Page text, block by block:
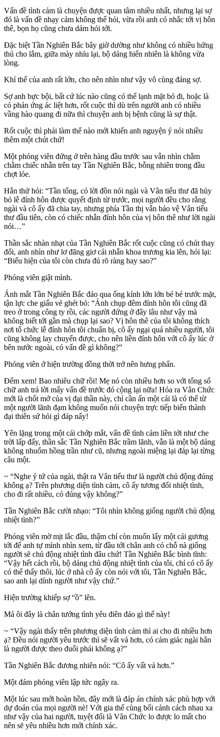
Vấn đề tình cảm là chuyện được quan tâm nhiều nhất, nhưng lại sợ
đó là vấn đề nhạy cảm không thể hỏi, vừa rồi anh có nhắc tới vị hôn
thê, bọn họ cũng chưa dám hỏi tới.
Đặc biệt Tần Nghiên Bắc bây giờ dường như không có nhiều hứng
thú cho lắm, giữa mày nhíu lại, bộ dáng hiển nhiên là không vừa
lòng.
Khí thế của anh rất lớn, cho nên nhìn như vậy vô cùng đáng sợ.
Sợ anh bực bội, bất cứ lúc nào cũng có thể lạnh mặt bỏ đi, hoặc là
có phản ứng ác liệt hơn, rốt cuộc thì dù trên người anh có nhiều
vầng hào quang đi nữa thì chuyện anh bị bệnh cũng là sự thật.
Rốt cuộc thì phải làm thế nào mới khiến anh nguyện ý nói nhiều
thêm một chút chứ!
Một phóng viên đứng ở trên hàng đầu trước sau vẫn nhìn chằm
chằm chiếc nhẫn trên tay Tần Nghiên Bắc, bỗng nhiên trong đầu
chợt lóe.
Hắn thử hỏi: “Tần tổng, có lời đồn nói ngài và Vân tiểu thư đã hủy
bỏ lễ đính hôn được quyết định từ trước, mọi người đều cho rằng
ngài và cô ấy đã chia tay, nhưng phía Tần thị vẫn bảo vệ Vân tiểu
thư đầu tiên, còn có chiếc nhẫn đính hôn của vị hôn thê như lời ngài
nói…”
Thần sắc nhàn nhạt của Tần Nghiên Bắc rốt cuộc cũng có chút thay
đổi, anh nhìn như lơ đãng giơ cái nhẫn khoa trương kia lên, hỏi lại:
“Biểu hiện của tôi còn chưa đủ rõ ràng hay sao?”
Phóng viên giật mình.
Ánh mắt Tần Nghiên Bắc đảo qua ống kính lớn lớn bé bé trước mặt,
tận lực che giấu vẻ ghét bỏ: “Ảnh chụp đêm đính hôn tôi cũng đã
treo ở trong công ty rồi, các người đứng ở đây lâu như vậy mà
không biết tới gần mà chụp lại sao? Vị hôn thê của tôi không thích
nơi tổ chức lễ đính hôn tôi chuẩn bị, cô ấy ngại quá nhiều người, tôi
cũng không lay chuyển được, cho nên liền đính hôn với cô ấy lúc ở
bên nước ngoài, có vấn đề gì không?”
Phóng viên ở hiện trường đồng thời trở nên hưng phấn.
Đếm xem! Bao nhiêu chữ rồi! Mẹ nó còn nhiều hơn so với tổng số
chữ anh trả lời mấy vấn đề trước đó cộng lại nữa! Hóa ra Vân Chức
mới là chốt mở của vị đại thần này, chỉ cần ấn một cái là có thể từ
một người lãnh đạm không muốn nói chuyện trực tiếp biến thành
đại thiên sứ hỏi gì đáp nấy!
Yên lặng trong một cái chớp mắt, vấn đề tình cảm liền tới như che
trời lấp đấy, thần sắc Tần Nghiên Bắc trầm lãnh, vẫn là một bộ dáng
không nhuốm hồng trần như cũ, nhưng ngoài miệng lại đáp lại từng
câu một.
~ “Nghe ý tứ của ngài, thật ra Vân tiểu thư là người chủ động đúng
không ạ? Trên phương diện tình cảm, cô ấy tương đối nhiệt tình,
cho đi rất nhiều, có đúng vậy không?”
Tần Nghiên Bắc cười nhạo: “Tôi nhìn không giống người chủ động
nhiệt tình?”
Phóng viên mờ mịt lắc đầu, thậm chí còn muốn lấy một cái gương
tới để anh tự mình nhìn xem, từ đầu tới chân anh có chỗ nà giống
người sẽ chủ động nhiệt tình đâu chứ! Tần Nghiên Bắc bình tĩnh:
“Vậy hết cách rồi, bộ dáng chủ động nhiệt tình của tôi, chỉ có cô ấy
có thể thấy thôi, lúc ở nhà cô ấy còn nói với tôi, Tần Nghiên Bắc,
sao anh lại dính người như vậy chứ.”
Hiện trường khiếp sợ “ồ” lên.
Má ôi đây là chân tướng tình yêu điên đảo gì thế này!
~ “Vậy ngài thấy trên phương diện tình cảm thì ai cho đi nhiều hơn
ạ? Đều nói người yêu trước thì sẽ vất vả hơn, có cảm giác ngài hẳn
là người được theo đuổi phải không ạ?”
Tần Nghiên Bắc đương nhiên nói: “Cô ấy vất vả hơn.”
Một đám phóng viên lập tức ngây ra.
Một lúc sau mới hoàn hồn, đây mới là đáp án chính xác phù hợp với
dự đoán của mọi người nè! Với gia thế cùng bối cảnh cách nhau xa
như vậy của hai người, tuyệt đối là Vân Chức lo được lo mất cho
nên sẽ yêu nhiều hơn mới chính xác.